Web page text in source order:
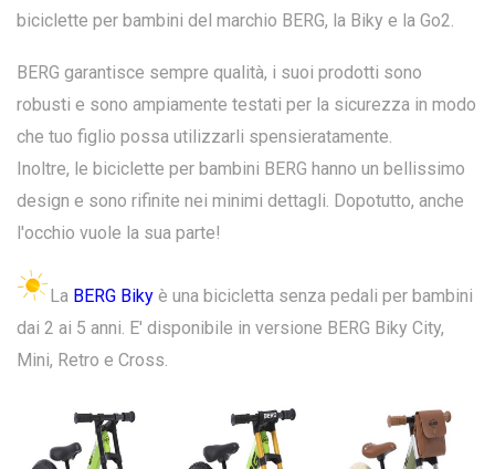
biciclette per bambini del marchio BERG, la Biky e la Go2.
BERG garantisce sempre qualità, i suoi prodotti sono
robusti e sono ampiamente testati per la sicurezza in modo
che tuo figlio possa utilizzarli spensieratamente.
Inoltre, le biciclette per bambini BERG hanno un bellissimo
design e sono rifinite nei minimi dettagli. Dopotutto, anche
l'occhio vuole la sua parte!
La BERG Biky è una bicicletta senza pedali per bambini
dai 2 ai 5 anni. E' disponibile in versione BERG Biky City,
Mini, Retro e Cross.